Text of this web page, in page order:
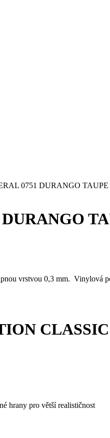
0751 DURANGO TAUPE
vrstvou 0,3 mm.
CLASSIC
hrany pro větší realističnost